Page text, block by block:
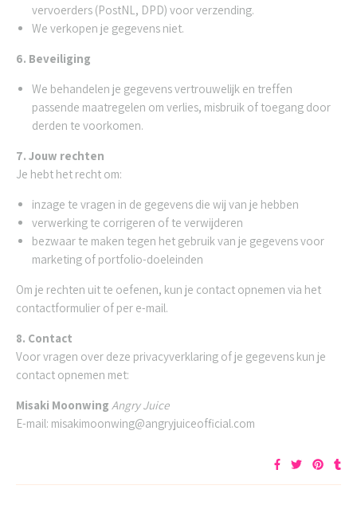
vervoerders (PostNL, DPD) voor verzending.
We verkopen je gegevens niet.
6. Beveiliging
We behandelen je gegevens vertrouwelijk en treffen
passende maatregelen om verlies, misbruik of toegang door
derden te voorkomen.
7. Jouw rechten
Je hebt het recht om:
inzage te vragen in de gegevens die wij van je hebben
verwerking te corrigeren of te verwijderen
bezwaar te maken tegen het gebruik van je gegevens voor
marketing of portfolio-doeleinden
Om je rechten uit te oefenen, kun je contact opnemen via het
contactformulier of per e-mail.
8. Contact
Voor vragen over deze privacyverklaring of je gegevens kun je
contact opnemen met:
Misaki Moonwing Angry Juice
E-mail: misakimoonwing@angryjuiceofficial.com